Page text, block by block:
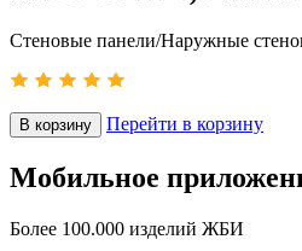
Стеновые панели/Наружные
В корзину Перейти в корзину
Мобильное
Более 100.000 изделий ЖБИ